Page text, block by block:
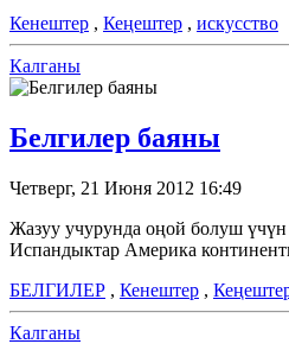
Кенештер , Кеңештер , искусство
Калганы
Белгилер баяны
Четверг, 21 Июня 2012 16:49
Жазуу учурунда оңой болуш
Испандыктар Америка
БЕЛГИЛЕР , Кенештер ,
Калганы